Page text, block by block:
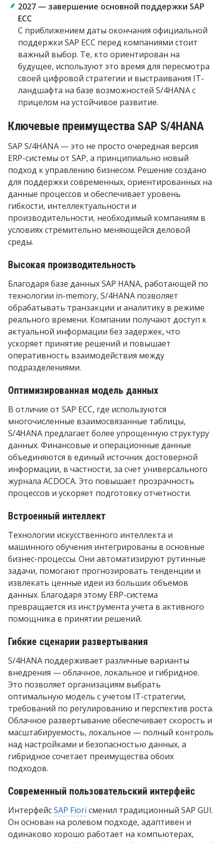
2027 — завершение основной поддержки SAP
ECC
С приближением даты окончания официальной
поддержки SAP ECC перед компаниями стоит
важный выбор. Те, кто ориентирован на
будущее, используют это время для пересмотра
своей цифровой стратегии и выстраивания IT-
ландшафта на базе возможностей S/4HANA с
прицелом на устойчивое развитие.
Ключевые преимущества SAP S/4HANA
SAP S/4HANA — это не просто очередная версия
ERP-системы от SAP, а принципиально новый
подход к управлению бизнесом. Решение создано
для поддержки современных, ориентированных на
данные процессов и обеспечивает уровень
гибкости, интеллектуальности и
производительности, необходимый компаниям в
условиях стремительно меняющейся деловой
среды.
Высокая производительность
Благодаря базе данных SAP HANA, работающей по
технологии in-memory, S/4HANA позволяет
обрабатывать транзакции и аналитику в режиме
реального времени. Компании получают доступ к
актуальной информации без задержек, что
ускоряет принятие решений и повышает
оперативность взаимодействия между
подразделениями.
Оптимизированная модель данных
В отличие от SAP ECC, где используются
многочисленные взаимосвязанные таблицы,
S/4HANA предлагает более упрощенную структуру
данных. Финансовые и операционные данные
объединяются в единый источник достоверной
информации, в частности, за счет универсального
журнала ACDOCA. Это повышает прозрачность
процессов и ускоряет подготовку отчетности.
Встроенный интеллект
Технологии искусственного интеллекта и
машинного обучения интегрированы в основные
бизнес-процессы. Они автоматизируют рутинные
задачи, помогают прогнозировать тенденции и
извлекать ценные идеи из больших объемов
данных. Благодаря этому ERP-система
превращается из инструмента учета в активного
помощника в принятии решений.
Гибкие сценарии развертывания
S/4HANA поддерживает различные варианты
внедрения — облачное, локальное и гибридное.
Это позволяет организациям выбрать
оптимальную модель с учетом IT-стратегии,
требований по регулированию и перспектив роста.
Облачное развертывание обеспечивает скорость и
масштабируемость, локальное — полный контроль
над настройками и безопасностью данных, а
гибридное сочетает преимущества обоих
подходов.
Современный пользовательский интерфейс
ИнтерфейсSAP Fiori сменил традиционный SAP GUI.
Он основан на ролевом подходе, адаптивен и
одинаково хорошо работает на компьютерах,